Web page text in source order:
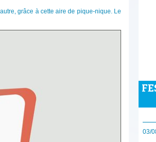
grâce à cette aire de pique-nique. Le
03/